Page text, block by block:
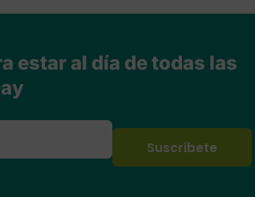
estar al día de todas las